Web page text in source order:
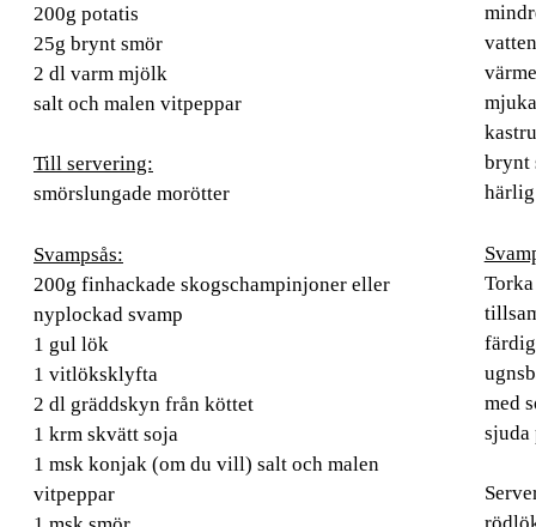
200g potatis
25g brynt smör
2 dl varm mjölk
salt och malen vitpeppar
Till servering:
smörslungade morötter
Svampsås:
200g finhackade skogschampinjoner eller
nyplockad svamp
1 gul lök
1 vitlöksklyfta
2 dl gräddskyn från köttet
1 krm skvätt soja
1 msk konjak (om du vill) salt och malen
vitpeppar
brynt
härlig
med
sjuda